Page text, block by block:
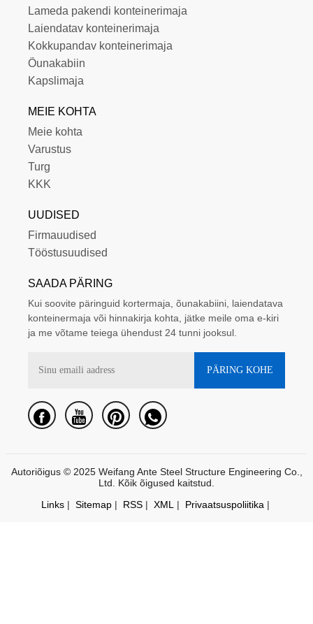
Lameda pakendi konteinerimaja
Laiendatav konteinerimaja
Kokkupandav konteinerimaja
Õunakabiin
Kapslimaja
MEIE KOHTA
Meie kohta
Varustus
Turg
KKK
UUDISED
Firmauudised
Tööstusuudised
SAADA PÄRING
Kui soovite päringuid kortermaja, õunakabiini, laiendatava
konteinermaja või hinnakirja kohta, jätke meile oma e-kiri
ja me võtame teiega ühendust 24 tunni jooksul.
Autoriõigus © 2025 Weifang Ante Steel Structure Engineering Co.,
Ltd. Kõik õigused kaitstud.
Links| Sitemap| RSS| XML | Privaatsuspoliitika |